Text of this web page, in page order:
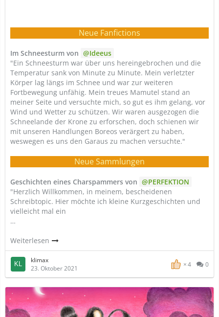
Neue Fanfictions
Im Schneesturm von
Ideeus
"Ein Schneesturm war über uns hereingebrochen und die
Temperatur sank von Minute zu Minute. Mein verletzter
Körper lag längs im Schnee und war zur weiteren
Fortbewegung unfähig. Mein treues Mamutel stand an
meiner Seite und versuchte mich, so gut es ihm gelang, vor
Wind und Wetter zu schützen. Wir waren ausgezogen die
Schneelande der Krone zu erforschen, doch schienen wir
mit unseren Handlungen Boreos verärgert zu haben,
weswegen es uns den Garaus zu machen versuchte."
Neue Sammlungen
Geschichten eines Charspammers von
PERFEKTION
"Herzlich Willkommen, in meinem, bescheidenen
Schreibtopic. Hier möchte ich kleine Kurzgeschichten und
vielleicht mal ein
…
Weiterlesen
klimax
23. Oktober 2021
4 0